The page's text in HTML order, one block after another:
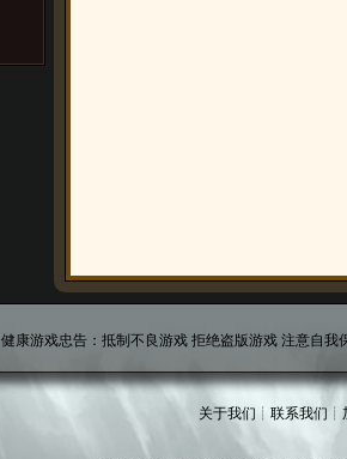
健康游戏忠告：抵制不良游戏 拒绝盗版游戏 注意自
关于我们 ┊ 联系我们 ┊